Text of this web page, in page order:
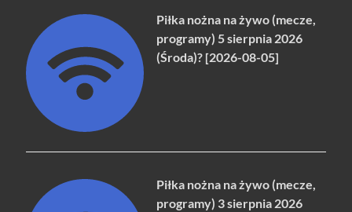
Piłka nożna na żywo (mecze,
programy) 5 sierpnia 2026
(Środa)? [2026-08-05]
Piłka nożna na żywo (mecze,
programy) 3 sierpnia 2026